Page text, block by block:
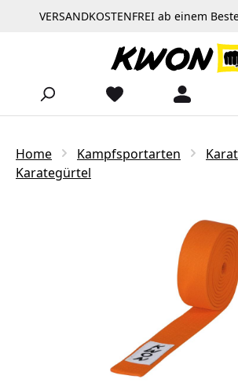
Zum Hauptinhalt springen
VERSANDKOSTENFREI ab einem
Home Kampfsportarten
Karategürtel